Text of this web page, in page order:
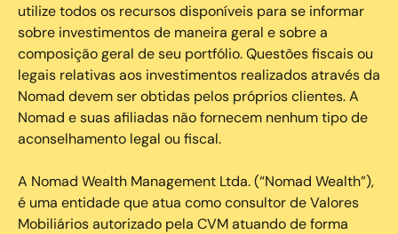
utilize todos os recursos disponíveis para se informar
sobre investimentos de maneira geral e sobre a
composição geral de seu portfólio. Questões fiscais ou
legais relativas aos investimentos realizados através da
Nomad devem ser obtidas pelos próprios clientes. A
Nomad e suas afiliadas não fornecem nenhum tipo de
aconselhamento legal ou fiscal.
A Nomad Wealth Management Ltda. (“Nomad Wealth”),
é uma entidade que atua como consultor de Valores
Mobiliários autorizado pela CVM atuando de forma